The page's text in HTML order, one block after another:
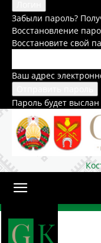
Забыли пароль?
Восстановление
Восстановите свой
Ваш адрес
Пароль будет
Домой
Общество